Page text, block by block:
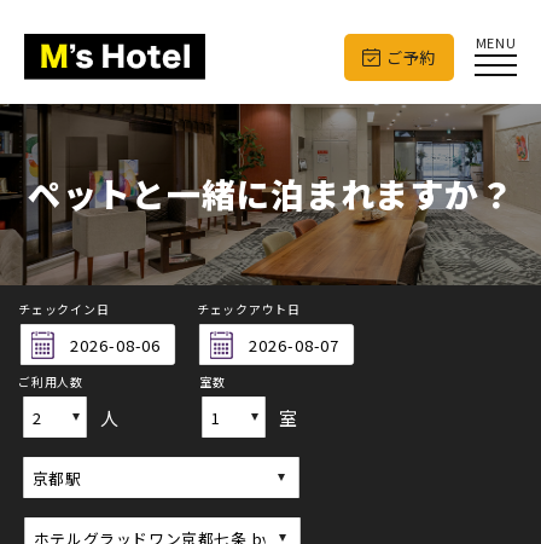
ご予約
MENU
ペットと一緒に泊まれますか？
チェックイン日 チェックアウト日
ご利用人数
人
室数
室